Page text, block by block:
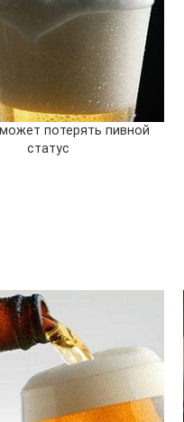
потерять пивной
статус